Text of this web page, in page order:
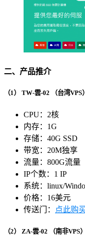
二、产品推介
（1） TW-雲-02 （台湾VPS）
CPU：2核
内存：1G
存储：40G SSD
带宽：20M独享
流量：800G流量
IP个数：1 IP
系统：linux/
价格：16美元
传送门：
点此购
（2） ZA-雲-02 （南非VPS）